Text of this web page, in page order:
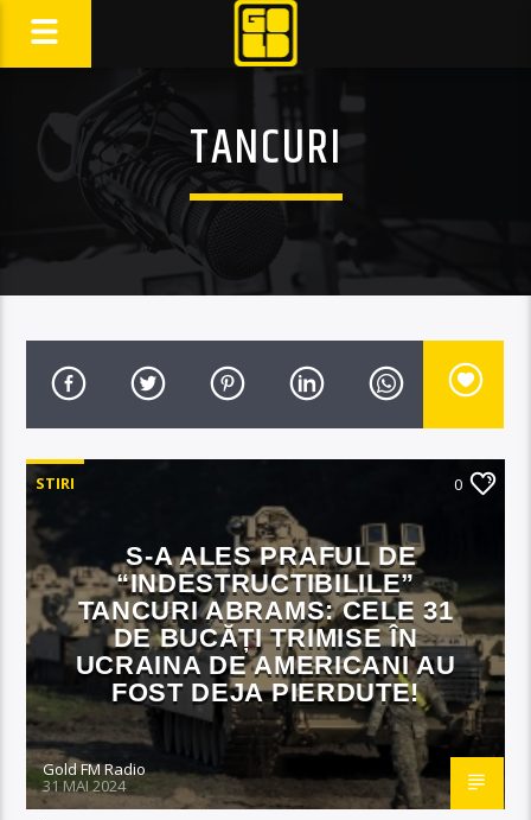
TANCURI
STIRI 0
S-A ALES PRAFUL DE
“INDESTRUCTIBILILE”
TANCURI ABRAMS: CELE 31
DE BUCĂȚI TRIMISE ÎN
UCRAINA DE AMERICANI AU
FOST DEJA PIERDUTE!
Gold FM Radio
31 MAI 2024